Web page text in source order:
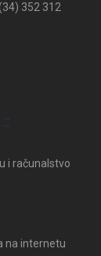
352 312
i računalstvo
na internetu